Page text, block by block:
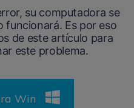
Gratis
del sistema Mac
Exclusivas Nuevo
su computadora se
funcionará. Es por eso
de este artículo para
este problema.
Win